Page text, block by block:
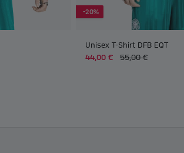
-20%
Unisex T-Shirt DFB EQT
44,00 €
55,00 €